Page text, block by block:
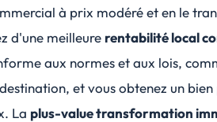
à prix modéré et en le
d'une meilleure rentabilité local
aux normes et aux lois,
, et vous obtenez un
La plus-value transformation